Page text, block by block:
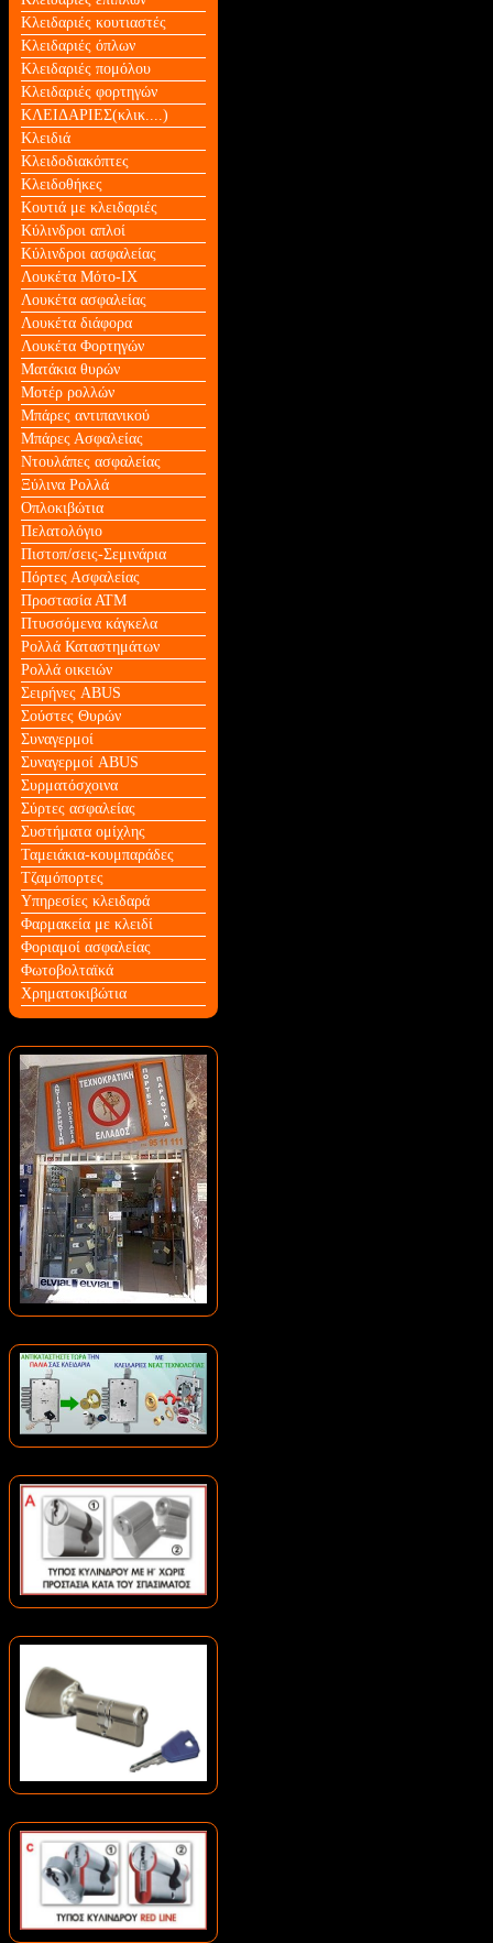
Κλειδαριές κουτιαστές
Κλειδαριές όπλων
Κλειδαριές πομόλου
Κλειδαριές φορτηγών
ΚΛΕΙΔΑΡΙΕΣ(κλικ....)
Κλειδιά
Κλειδοδιακόπτες
Κλειδοθήκες
Κουτιά με κλειδαριές
Κύλινδροι απλοί
Κύλινδροι ασφαλείας
Λουκέτα Mότο-ΙΧ
Λουκέτα ασφαλείας
Λουκέτα διάφορα
Λουκέτα Φορτηγών
Ματάκια θυρών
Μοτέρ ρολλών
Μπάρες αντιπανικού
Μπάρες Ασφαλείας
Ντουλάπες ασφαλείας
Ξύλινα Ρολλά
Οπλοκιβώτια
Πελατολόγιο
Πιστοπ/σεις-Σεμινάρια
Πόρτες Ασφαλείας
Προστασία ΑΤΜ
Πτυσσόμενα κάγκελα
Ρολλά Καταστημάτων
Ρολλά οικειών
Σειρήνες ABUS
Σούστες Θυρών
Συναγερμοί
Συναγερμοί ABUS
Συρματόσχοινα
Σύρτες ασφαλείας
Συστήματα ομίχλης
Ταμειάκια-κουμπαράδες
Τζαμόπορτες
Υπηρεσίες κλειδαρά
Φαρμακεία με κλειδί
Φοριαμοί ασφαλείας
Φωτοβολταϊκά
Χρηματοκιβώτια